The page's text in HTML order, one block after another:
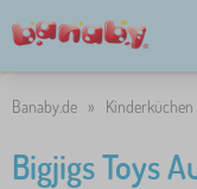
Banaby.de » Kinderküchen
Bigjigs Toys